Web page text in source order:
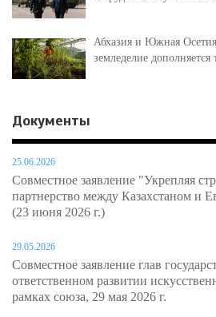
Абхазия и Южная
земледелие
Документы
25.06.2026
Совместное заявление "Укрепляя
партнерство между Казахстаном и
(23 июня 2026 г.)
29.05.2026
Совместное заявление глав
ответственном развитии
рамках союза, 29 мая 2026 г.